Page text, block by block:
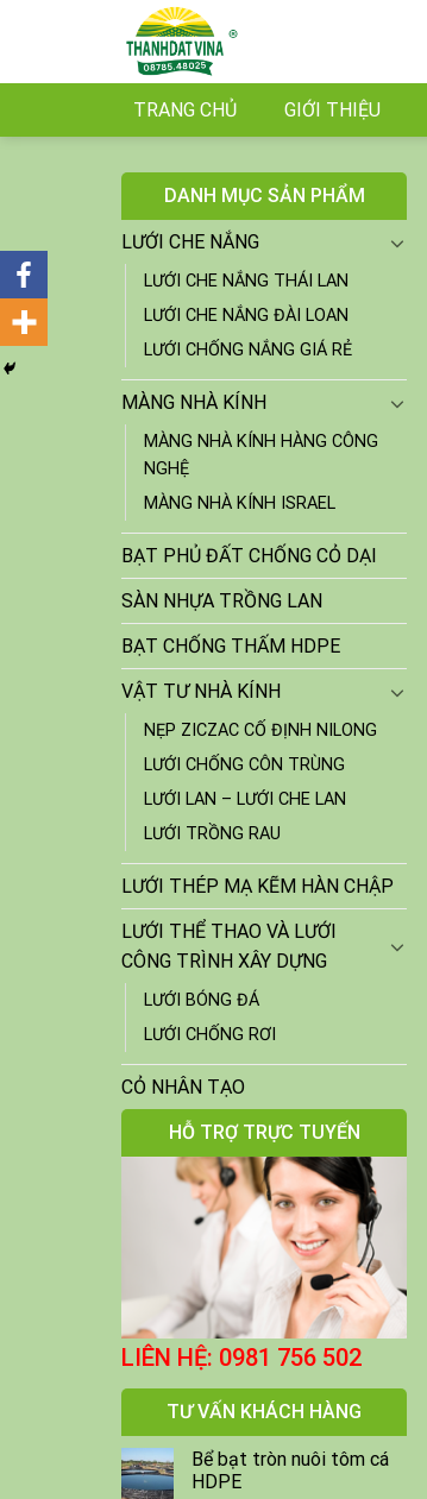
TRANG CHỦ
GIỚI THIỆU
DANH MỤC SẢN PHẨM
LƯỚI CHE NẮNG
LƯỚI CHE NẮNG THÁI LAN
LƯỚI CHE NẮNG ĐÀI LOAN
LƯỚI CHỐNG NẮNG GIÁ RẺ
MÀNG NHÀ KÍNH
MÀNG NHÀ KÍNH HÀNG CÔNG
NGHỆ
MÀNG NHÀ KÍNH ISRAEL
BẠT PHỦ ĐẤT CHỐNG CỎ DẠI
SÀN NHỰA TRỒNG LAN
BẠT CHỐNG THẤM HDPE
VẬT TƯ NHÀ KÍNH
NẸP ZICZAC CỐ ĐỊNH NILONG
LƯỚI CHỐNG CÔN TRÙNG
LƯỚI LAN – LƯỚI CHE LAN
LƯỚI TRỒNG RAU
LƯỚI THÉP MẠ KẼM HÀN CHẬP
LƯỚI THỂ THAO VÀ LƯỚI
CÔNG TRÌNH XÂY DỰNG
LƯỚI BÓNG ĐÁ
LƯỚI CHỐNG RƠI
CỎ NHÂN TẠO
HỖ TRỢ TRỰC TUYẾN
LIÊN HỆ: 0981 756 502
TƯ VẤN KHÁCH HÀNG
Bể bạt tròn nuôi tôm cá
HDPE